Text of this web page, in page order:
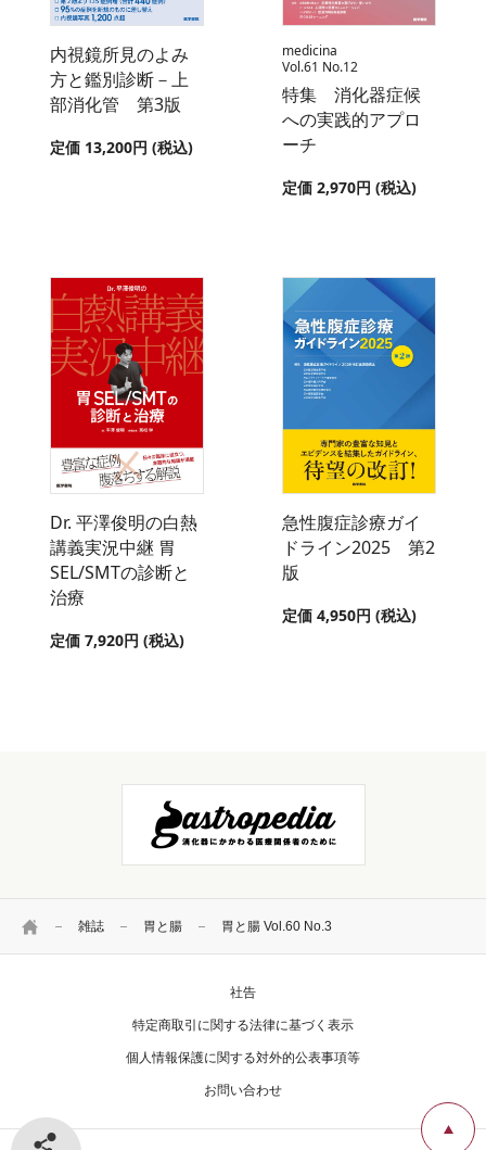
HOME 雑誌 胃と腸 胃と腸 Vol.60 No.3
内視鏡所見のよみ
方と鑑別診断－上
部消化管 第3版
定価 13,200円 (税込)
medicina
Vol.61 No.12
特集 消化器症候
への実践的アプロ
ーチ
定価 2,970円 (税込)
Dr. 平澤俊明の白熱
講義実況中継 胃
SEL/SMTの診断と
治療
定価 7,920円 (税込)
急性腹症診療ガイ
ドライン2025 第2
版
定価 4,950円 (税込)
シェアする
社告
特定商取引に関する法律に基づく表示
個人情報保護に関する対外的公表事項等
お問い合わせ